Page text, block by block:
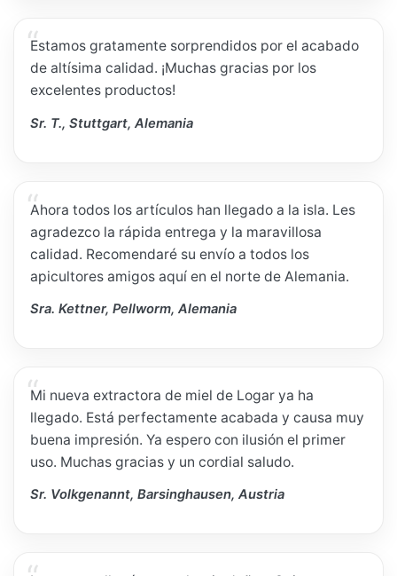
Estamos gratamente sorprendidos por el acabado
de altísima calidad. ¡Muchas gracias por los
excelentes productos!
Sr. T., Stuttgart, Alemania
Ahora todos los artículos han llegado a la isla. Les
agradezco la rápida entrega y la maravillosa
calidad. Recomendaré su envío a todos los
apicultores amigos aquí en el norte de Alemania.
Sra. Kettner, Pellworm, Alemania
Mi nueva extractora de miel de Logar ya ha
llegado. Está perfectamente acabada y causa muy
buena impresión. Ya espero con ilusión el primer
uso. Muchas gracias y un cordial saludo.
Sr. Volkgenannt, Barsinghausen, Austria